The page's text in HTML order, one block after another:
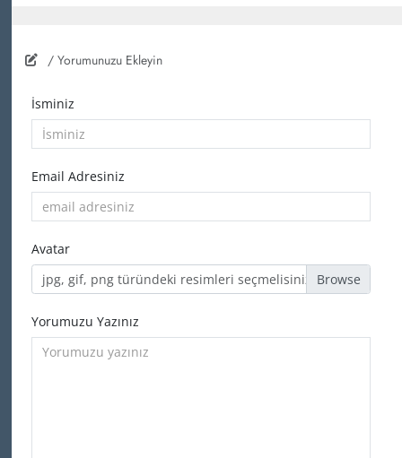
/ Yorumunuzu Ekleyin
İsminiz
Email Adresiniz
Avatar
jpg, gif, png türündeki resimleri seçmelisiniz
Yorumuzu Yazınız